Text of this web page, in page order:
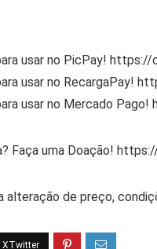
usar no PicPay!
usar no RecargaPay!
usar no Mercado
Faça uma Doação!
alteração de preço,